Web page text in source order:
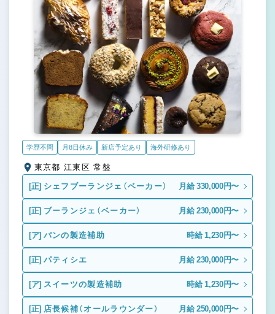
学歴不問 月8日休み 新店予定あり 海外研修あり
東京都 江東区 常盤
[正] シェフブーランジェ（ベーカー） 月給 330,000円〜
[正] ブーランジェ（ベーカー） 月給 230,000円〜
[ア] パンの製造補助 時給 1,230円〜
[正] パティシエ 月給 230,000円〜
[ア] スイーツの製造補助 時給 1,230円〜
[正] 店長候補（オールラウンダー） 月給 250,000円〜